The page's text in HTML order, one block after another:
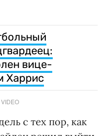
вице-
Харрис
с тех пор, как